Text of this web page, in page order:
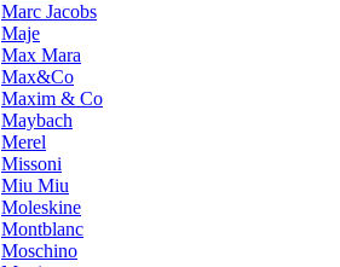
Marc Jacobs
Maje
Max Mara
Max&Co
Maxim & Co
Maybach
Merel
Missoni
Miu Miu
Moleskine
Montblanc
Moschino